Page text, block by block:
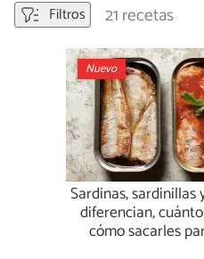
Filtros
21 recetas
Nuevo
Sardinas, sardinillas
diferencian,
cómo sacarles